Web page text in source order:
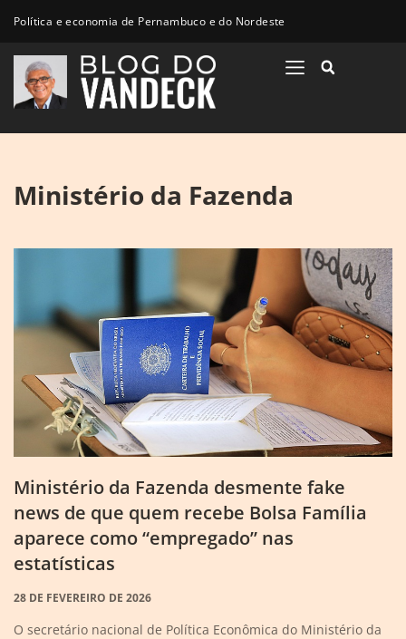
Política e economia de Pernambuco e do Nordeste
Ministério da Fazenda
Ministério da Fazenda desmente fake
news de que quem recebe Bolsa Família
aparece como “empregado” nas
estatísticas
28 DE FEVEREIRO DE 2026
O secretário nacional de Política Econômica do Ministério da